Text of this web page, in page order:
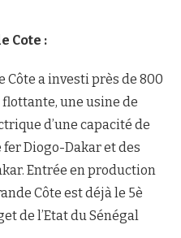
Cote :
Côte a investi près de 800
une usine de
d’une capacité de
fer Diogo-Dakar et des
Entrée en production
Côte est déjà le 5è
de l’Etat du Sénégal